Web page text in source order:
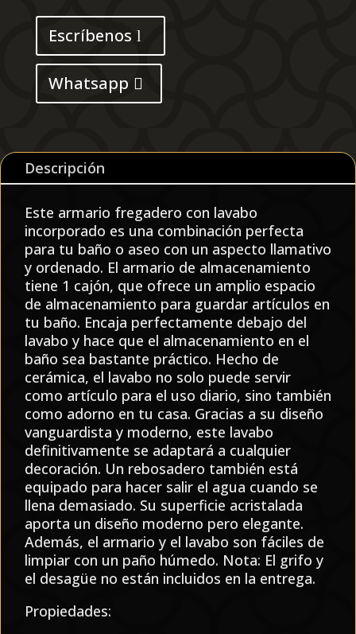
cantidad
Escríbenos
Whatsapp
Descripción
Este armario fregadero con lavabo
incorporado es una combinación perfecta
para tu baño o aseo con un aspecto llamativo
y ordenado. El armario de almacenamiento
tiene 1 cajón, que ofrece un amplio espacio
de almacenamiento para guardar artículos en
tu baño. Encaja perfectamente debajo del
lavabo y hace que el almacenamiento en el
baño sea bastante práctico. Hecho de
cerámica, el lavabo no solo puede servir
como artículo para el uso diario, sino también
como adorno en tu casa. Gracias a su diseño
vanguardista y moderno, este lavabo
definitivamente se adaptará a cualquier
decoración. Un rebosadero también está
equipado para hacer salir el agua cuando se
llena demasiado. Su superficie acristalada
aporta un diseño moderno pero elegante.
Además, el armario y el lavabo son fáciles de
limpiar con un paño húmedo. Nota: El grifo y
el desagüe no están incluidos en la entrega.
Propiedades: